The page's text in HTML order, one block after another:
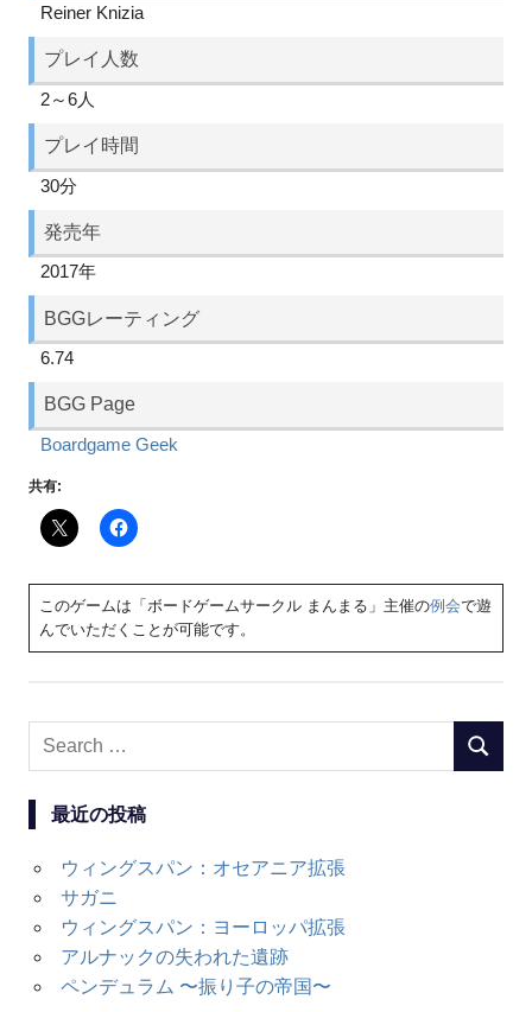
Reiner Knizia
プレイ人数
2～6人
プレイ時間
30分
発売年
2017年
BGGレーティング
6.74
BGG Page
Boardgame Geek
共有:
このゲームは「ボードゲームサークル まんまる」主催の例会で遊
んでいただくことが可能です。
Search
最近の投稿
ウィングスパン：オセアニア拡張
サガニ
ウィングスパン：ヨーロッパ拡張
アルナックの失われた遺跡
ペンデュラム 〜振り子の帝国〜